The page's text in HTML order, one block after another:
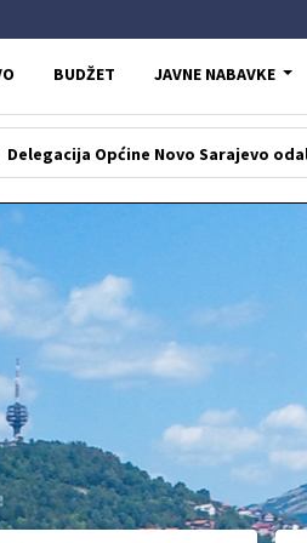
BUDŽET JAVNE NABAVKE
Novo Sarajevo odala počast